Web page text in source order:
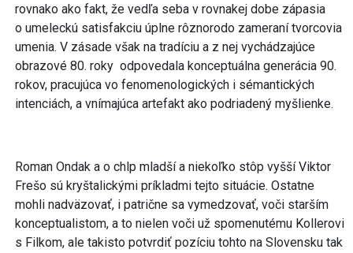
rovnako ako fakt, že vedľa seba v rovnakej dobe zápasia
o umeleckú satisfakciu úplne rôznorodo zameraní tvorcovia
umenia. V zásade však na tradíciu a z nej vychádzajúce
obrazové 80. roky odpovedala konceptuálna generácia 90.
rokov, pracujúca vo fenomenologických i sémantických
intenciách, a vnímajúca artefakt ako podriadený myšlienke.
Roman Ondak a o chlp mladší a niekoľko stôp vyšší Viktor
Frešo sú kryštalickými príkladmi tejto situácie. Ostatne
mohli nadväzovať, i patrične sa vymedzovať, voči starším
konceptualistom, a to nielen voči už spomenutému Kollerovi
s Filkom, ale takisto potvrdiť pozíciu tohto na Slovensku tak